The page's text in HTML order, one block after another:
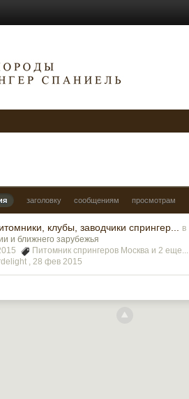
заголовку сообщениям просмотрам
клубы, заводчики спрингер...
в
и ближнего зарубежья
Питомник спрингеров Москва и 2 еще...
,28 фев 2015